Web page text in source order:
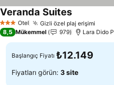
3 YıldızOtel Gizli özel plaj erişimi
Veranda Suites
8,5 Mükemmel 979 Lara Dido
Başlangıç Fiyatı ₺12.149
Fiyatları görün: 3 site